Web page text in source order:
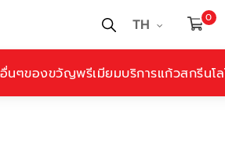
TH 0
นๆของขวัญพรีเมียมบริการแก้วสกรีนโ